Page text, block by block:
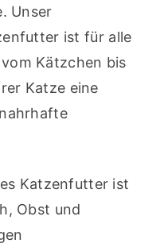
Unser
ist für alle
Kätzchen bis
Katze eine
Katzenfutter ist
Obst und